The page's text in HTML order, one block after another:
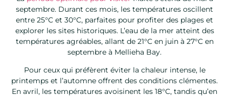
septembre. Durant ces mois, les températures oscillent
entre 25°C et 30°C, parfaites pour profiter des plages et
explorer les sites historiques. L’eau de la mer atteint des
températures agréables, allant de 21°C en juin à 27°C en
septembre à Mellieha Bay.
Pour ceux qui préfèrent éviter la chaleur intense, le
printemps et l’automne offrent des conditions clémentes.
En avril, les températures avoisinent les 18°C, tandis qu’en